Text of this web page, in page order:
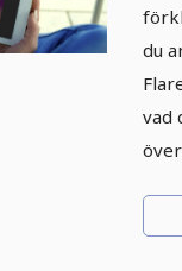
du
vad